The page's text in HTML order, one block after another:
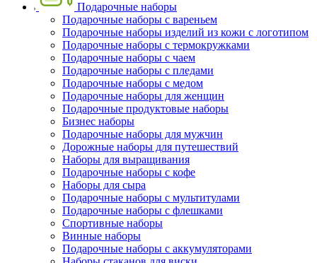
Подарочные наборы
Подарочные наборы с вареньем
Подарочные наборы изделий из кожи с логотипом
Подарочные наборы с термокружками
Подарочные наборы с чаем
Подарочные наборы с пледами
Подарочные наборы с медом
Подарочные наборы для женщин
Подарочные продуктовые наборы
Бизнес наборы
Подарочные наборы для мужчин
Дорожные наборы для путешествий
Наборы для выращивания
Подарочные наборы с кофе
Наборы для сыра
Подарочные наборы с мультитулами
Подарочные наборы с флешками
Спортивные наборы
Винные наборы
Подарочные наборы с аккумуляторами